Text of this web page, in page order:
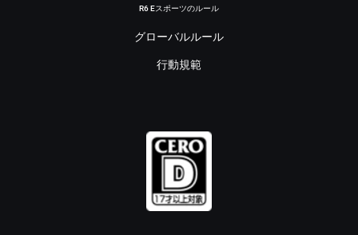
R6 Eスポーツのルール
グローバルルール
行動規範